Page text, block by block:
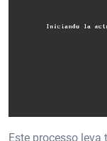
Este processo